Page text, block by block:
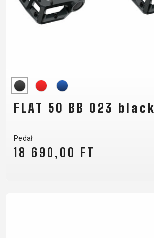
FLAT 50 BB 023 black
Pedał
18 690,00 FT